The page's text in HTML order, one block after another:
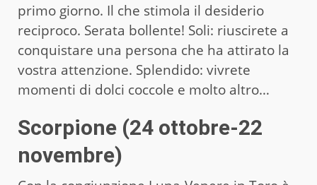
primo giorno. Il che stimola il desiderio
reciproco. Serata bollente! Soli: riuscirete a
conquistare una persona che ha attirato la
vostra attenzione. Splendido: vivrete
momenti di dolci coccole e molto altro…
Scorpione (24 ottobre-22
novembre)